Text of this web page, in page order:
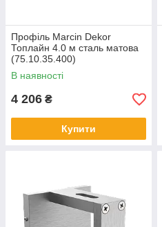
Профіль Marcin Dekor
Топлайн 4.0 м сталь матова
(75.10.35.400)
В наявності
4 206 ₴
Купити